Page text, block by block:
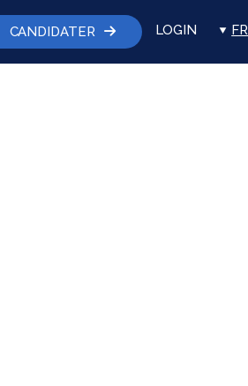
CANDIDATER LOGIN FR